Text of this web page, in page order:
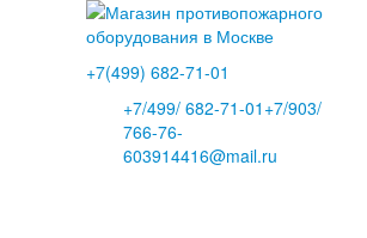
+7(499) 682-71-01
+7/499/682-71-01 +7/903/
766-76-
603914416@mail.ru